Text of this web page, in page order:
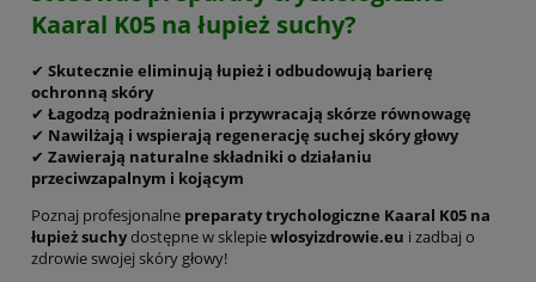
Kaaral K05 na łupież suchy?
✔ Skutecznie eliminują łupież i odbudowują barierę
ochronną skóry
✔ Łagodzą podrażnienia i przywracają skórze równowagę
✔ Nawilżają i wspierają regenerację suchej skóry głowy
✔ Zawierają naturalne składniki o działaniu
przeciwzapalnym i kojącym
Poznaj profesjonalne preparaty trychologiczne Kaaral K05 na
łupież suchydostępne w sklepiewlosyizdrowie.eu i zadbaj o
zdrowie swojej skóry głowy!